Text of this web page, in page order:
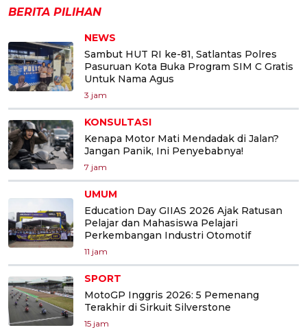
BERITA PILIHAN
NEWS
Sambut HUT RI ke-81, Satlantas Polres
Pasuruan Kota Buka Program SIM C Gratis
Untuk Nama Agus
3 jam
KONSULTASI
Kenapa Motor Mati Mendadak di Jalan?
Jangan Panik, Ini Penyebabnya!
7 jam
UMUM
Education Day GIIAS 2026 Ajak Ratusan
Pelajar dan Mahasiswa Pelajari
Perkembangan Industri Otomotif
11 jam
SPORT
MotoGP Inggris 2026: 5 Pemenang
Terakhir di Sirkuit Silverstone
15 jam